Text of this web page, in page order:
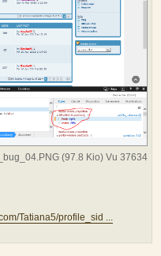
(97.8 Kio) Vu 37634
Tatiana5/profile_sid ...